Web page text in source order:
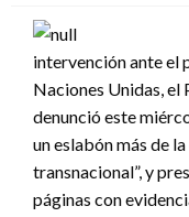
intervención ante el
Naciones Unidas, el
denunció este
un eslabón más de
transnacional”, y
páginas con